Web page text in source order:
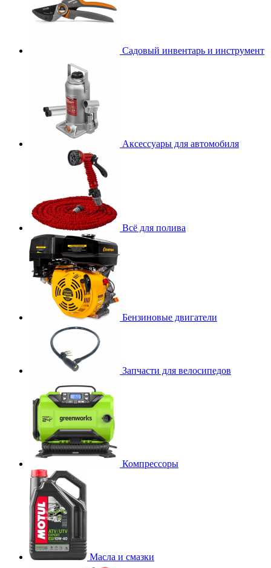
Садовый инвентарь и инструмент
Аксессуары для автомобиля
Всё для полива
Бензиновые двигатели
Запчасти для велосипедов
Компрессоры
Масла и смазки